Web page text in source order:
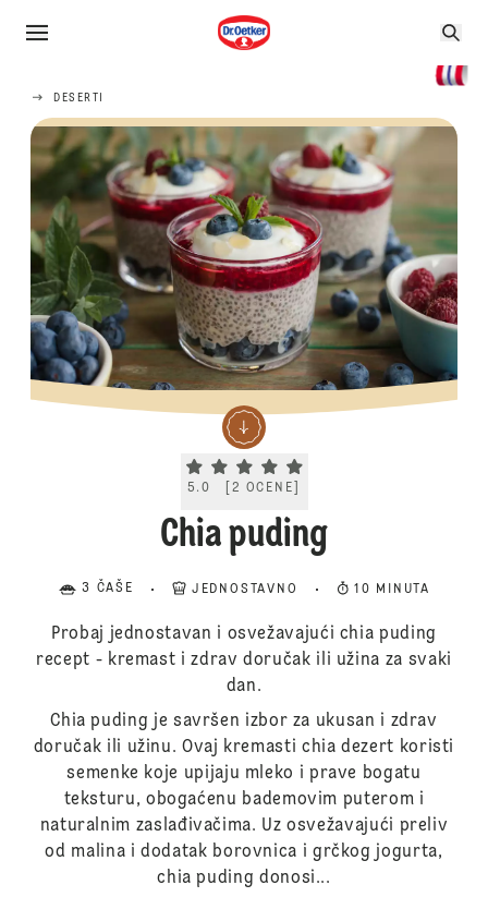
DESERTI
Current rating 5.0. Click to rate.
5.0 2 OCENE
Chia puding
3 ČAŠE JEDNOSTAVNO 10 MINUTA
Probaj jednostavan i osvežavajući chia puding
recept - kremast i zdrav doručak ili užina za svaki
dan.
Chia puding je savršen izbor za ukusan i zdrav
doručak ili užinu. Ovaj kremasti chia dezert koristi
semenke koje upijaju mleko i prave bogatu
teksturu, obogaćenu bademovim puterom i
naturalnim zaslađivačima. Uz osvežavajući preliv
od malina i dodatak borovnica i grčkog jogurta,
chia puding donosi...